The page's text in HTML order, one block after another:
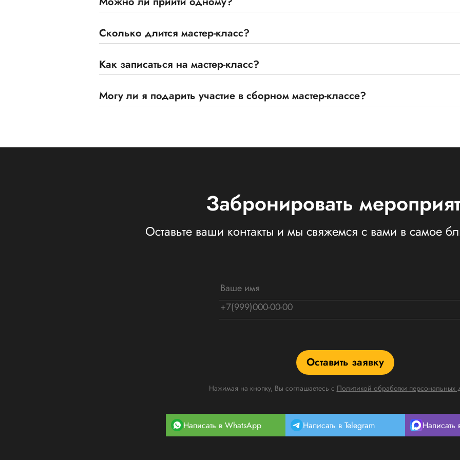
Сколько длится мастер-класс?
Как записаться на мастер-класс?
Могу ли я подарить участие в сборном мастер-классе?
Забронировать
Оставьте ваши контакты и мы свяжемся с вами в самое
Оставить заявку
Нажимая на кнопку, Вы соглашаетесь с Политикой обработки персональных
Написать в WhatsApp Написать в Telegram Написать